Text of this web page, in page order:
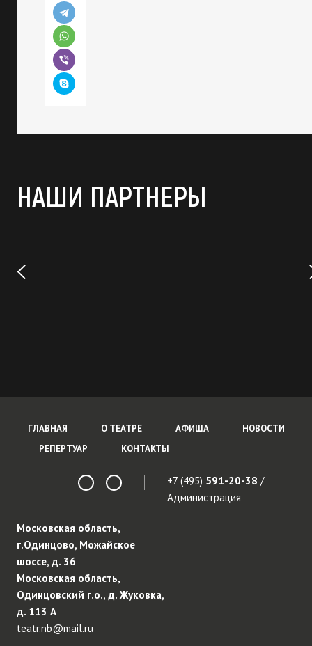
НАШИ ПАРТНЕРЫ
ГЛАВНАЯ О ТЕАТРЕ АФИША
НОВОСТИ
РЕПЕРТУАР
КОНТАКТЫ
+7 (495) 591-20-38 /
Администрация
Московская область,
г.Одинцово, Можайское
шоссе, д. 36
Московская область,
Одинцовский г.о., д. Жуковка,
д. 113 А
teatr.nb@mail.ru